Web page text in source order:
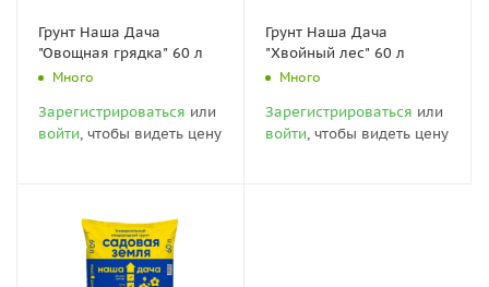
Грунт Наша Дача
"Овощная грядка" 60 л
Много
Зарегистрироваться или
войти, чтобы видеть цену
Грунт Наша Дача
"Хвойный лес" 60 л
Много
Зарегистрироваться или
войти, чтобы видеть цену